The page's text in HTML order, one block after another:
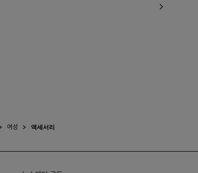
여성 액세서리